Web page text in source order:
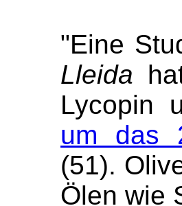
"Eine
Lleida
Lycopin
um das
(51).
Ölen wie